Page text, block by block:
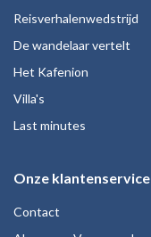
Reisverhalenwedstrijd
De wandelaar vertelt
Het Kafenion
Villa's
Last minutes
Onze klantenservice
Contact